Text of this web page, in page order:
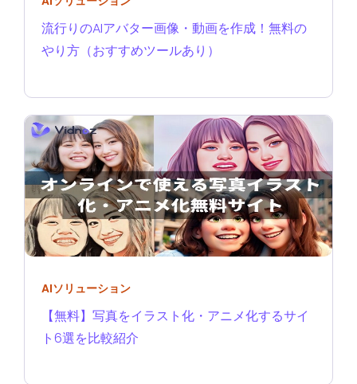
流行りのAIアバター画像・動画を作成！無料の
やり方（おすすめツールあり）
AIソリューション
【無料】写真をイラスト化・アニメ化するサイ
ト6選を比較紹介